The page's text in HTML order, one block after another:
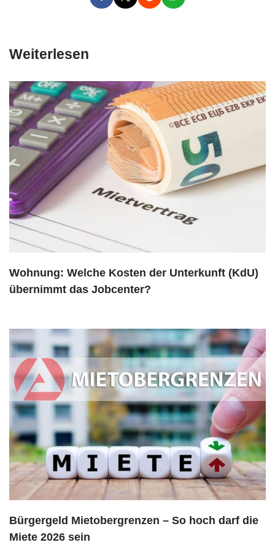
Weiterlesen
Wohnung: Welche Kosten der Unterkunft (KdU)
übernimmt das Jobcenter?
Bürgergeld Mietobergrenzen – So hoch darf die
Miete 2026 sein